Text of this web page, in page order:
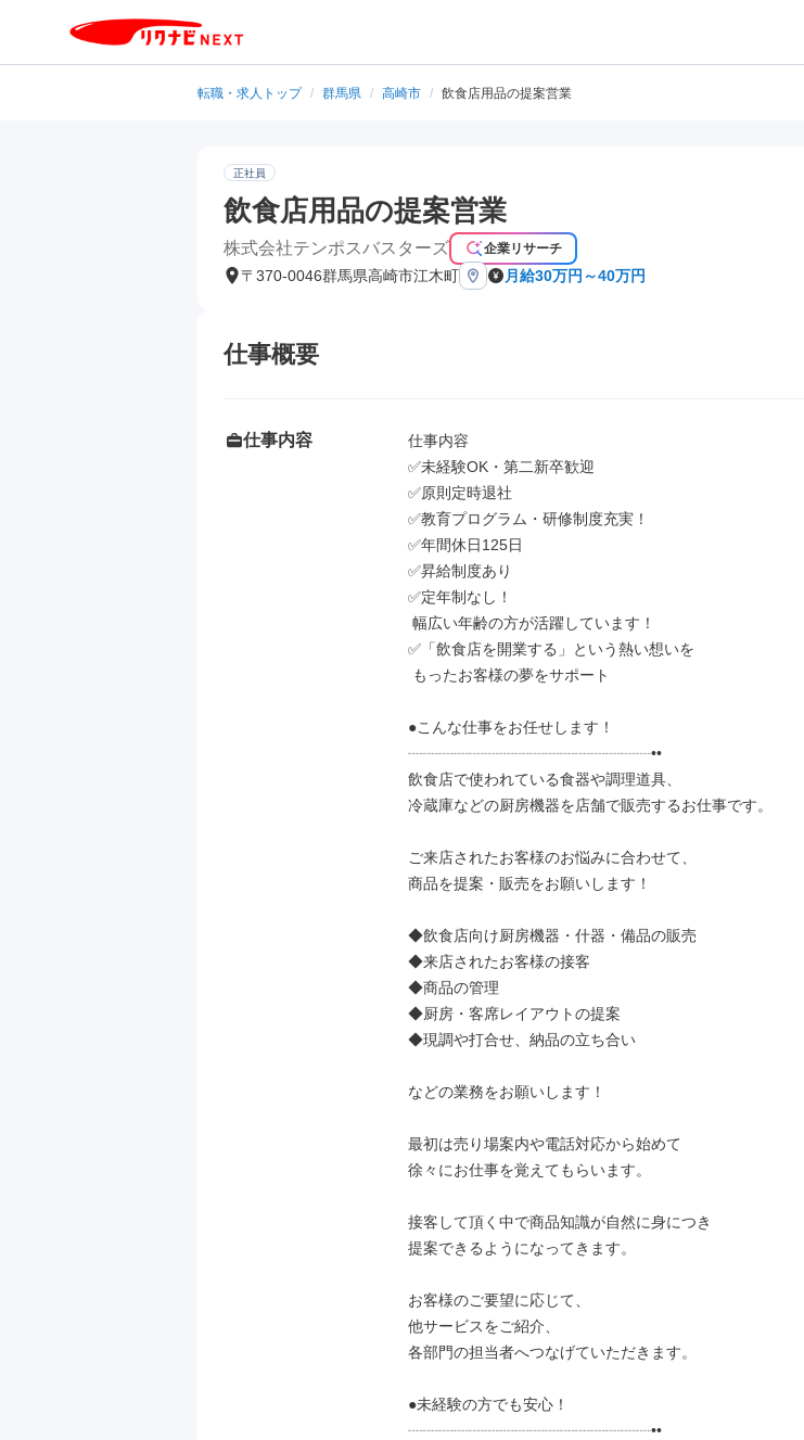
転職・求人トップ / 群馬県 / 高崎市 / 飲食店用品の提案営業
正社員
飲食店用品の提案営業
株式会社テンポスバスターズ 企業リサーチ
〒370-0046群馬県高崎市江木町 月給30万円～40万円
仕事概要
仕事内容
仕事内容
✅未経験OK・第二新卒歓迎
✅原則定時退社
✅教育プログラム・研修制度充実！
✅年間休日125日
✅昇給制度あり
✅定年制なし！
✅「飲食店を開業する」という熱い想いを
●こんな仕事をお任せします！
┈┈┈┈┈┈┈┈┈┈┈┈┈┈┈┈••
飲食店で使われている食器や調理道具、
冷蔵庫などの厨房機器を店舗で販売するお仕事です。
ご来店されたお客様のお悩みに合わせて、
商品を提案・販売をお願いします！
◆飲食店向け厨房機器・什器・備品の販売
◆来店されたお客様の接客
◆商品の管理
◆厨房・客席レイアウトの提案
◆現調や打合せ、納品の立ち合い
などの業務をお願いします！
最初は売り場案内や電話対応から始めて
徐々にお仕事を覚えてもらいます。
接客して頂く中で商品知識が自然に身につき
提案できるようになってきます。
お客様のご要望に応じて、
他サービスをご紹介、
各部門の担当者へつなげていただきます。
●未経験の方でも安心！
┈┈┈┈┈┈┈┈┈┈┈┈┈┈┈┈••